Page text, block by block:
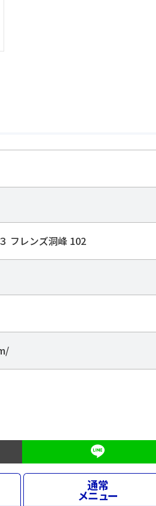
フレンズ洞峰 102
通常
メニュー